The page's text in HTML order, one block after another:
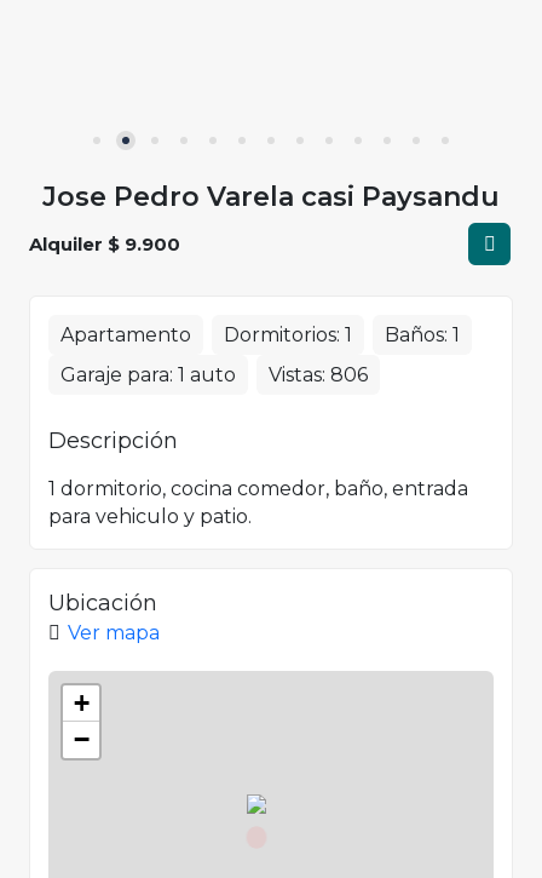
Jose Pedro Varela casi Paysandu
Alquiler $ 9.900
Apartamento Dormitorios: 1 Baños: 1
Garaje para: 1 auto Vistas: 806
Descripción
1 dormitorio, cocina comedor, baño, entrada
para vehiculo y patio.
Ubicación
Ver mapa
+
−